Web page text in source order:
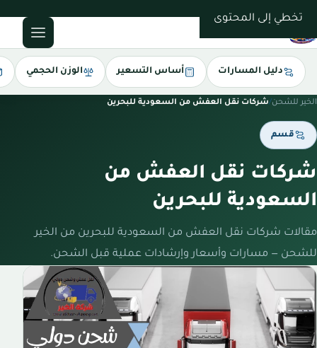
تخطي إلى المحتوى
دليل المسارات أساس التسعير الوزن الحجمي
الخير للشحن/شركات نقل العفش من السعودية للبحرين
قسم
شركات نقل العفش من
السعودية للبحرين
مقالات شركات نقل العفش من السعودية للبحرين من الخير
للشحن — مسارات وأسعار وإرشادات عملية قبل الشحن.